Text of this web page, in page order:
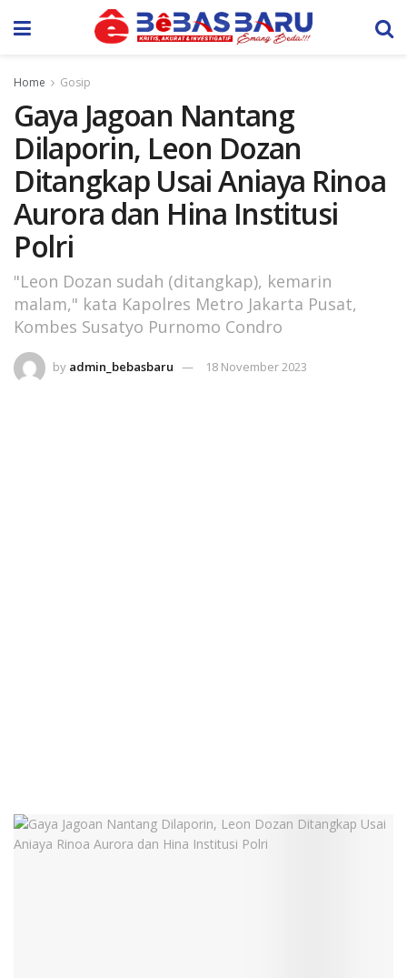
Home Gosip
Gaya Jagoan Nantang
Dilaporin, Leon Dozan
Ditangkap Usai Aniaya Rinoa
Aurora dan Hina Institusi
Polri
"Leon Dozan sudah (ditangkap), kemarin
malam," kata Kapolres Metro Jakarta Pusat,
Kombes Susatyo Purnomo Condro
by admin_bebasbaru 18 November 2023